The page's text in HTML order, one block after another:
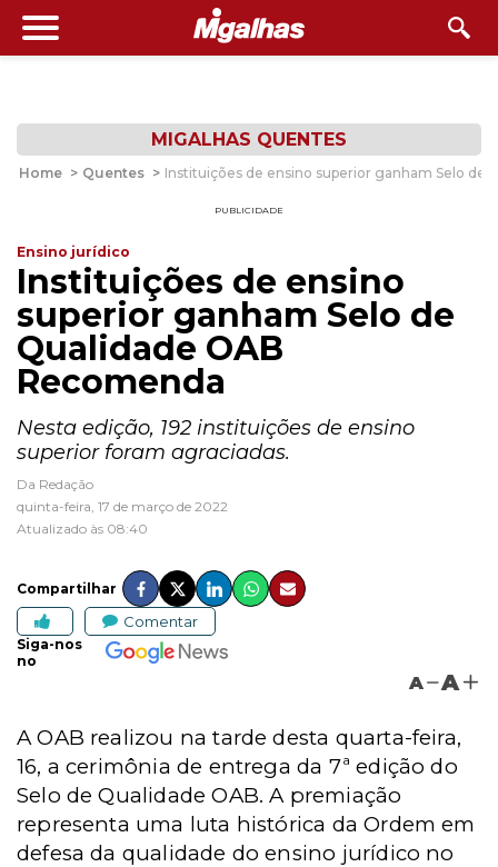
MIGALHAS QUENTES
Home > Quentes > Instituições de ensino superior ganham Selo de
PUBLICIDADE
Ensino jurídico
Instituições de ensino
superior ganham Selo de
Qualidade OAB
Recomenda
Nesta edição, 192 instituições de ensino
superior foram agraciadas.
Da Redação
quinta-feira, 17 de março de 2022
Atualizado às 08:40
Compartilhar
Comentar
Siga-nos
no
A A
A OAB realizou na tarde desta quarta-feira,
16, a cerimônia de entrega da 7ª edição do
Selo de Qualidade OAB. A premiação
representa uma luta histórica da Ordem em
defesa da qualidade do ensino jurídico no